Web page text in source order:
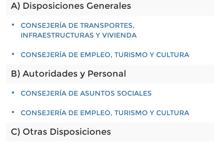
A) Disposiciones Generales
CONSEJERÍA DE TRANSPORTES,
INFRAESTRUCTURAS Y VIVIENDA
CONSEJERÍA DE EMPLEO, TURISMO Y CULTURA
B) Autoridades y Personal
CONSEJERÍA DE ASUNTOS SOCIALES
CONSEJERÍA DE EMPLEO, TURISMO Y CULTURA
C) Otras Disposiciones